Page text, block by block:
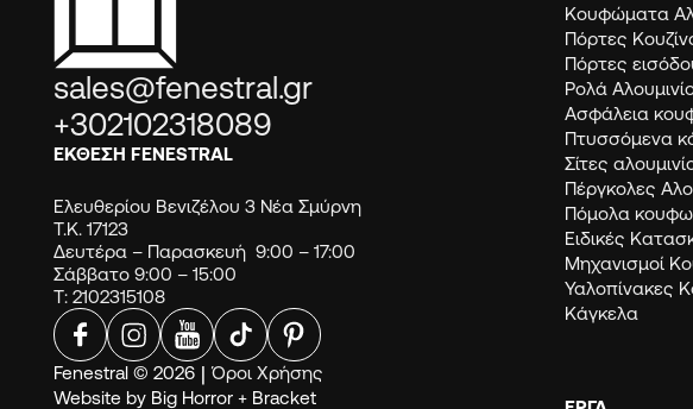
sales@fenestral.gr
+302102318089
ΕΚΘΕΣΗ FENESTRAL
Ελευθερίου Βενιζέλου 3 Νέα Σμύρνη
Τ.Κ. 17123
Δευτέρα – Παρασκευή 9:00 – 17:00
Σάββατο 9:00 – 15:00
Τ: 2102315108
Fenestral © 2026 | Όροι Χρήσης
Website by Big Horror + Bracket
Κουφώματα
Πόρτες
Πόρτες
Ρολά
Ασφάλεια
Πτυσσόμενα
Σίτες
Πέργκολες
Πόμολα
Ειδικές
Μηχανισμοί
Υαλοπίνακες
Κάγκελα